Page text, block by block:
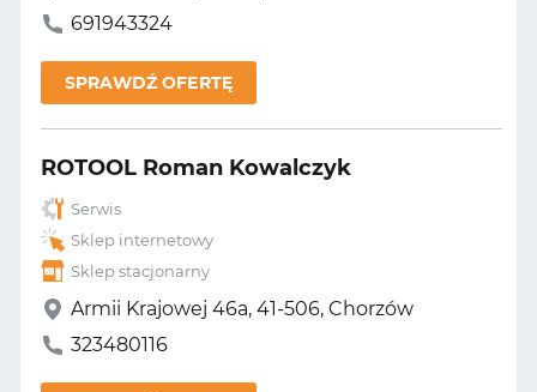
691943324
SPRAWDŹ OFERTĘ
ROTOOL Roman Kowalczyk
Serwis
Sklep internetowy
Sklep stacjonarny
Armii Krajowej 46a, 41-506, Chorzów
323480116